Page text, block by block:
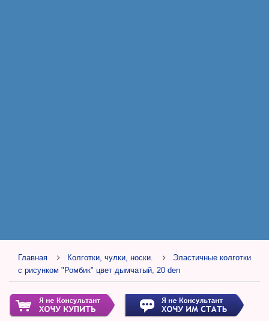
Главная Колготки, чулки, носки.
Эластичные колготки
с рисунком "Ромбик" цвет дымчатый, 20 den